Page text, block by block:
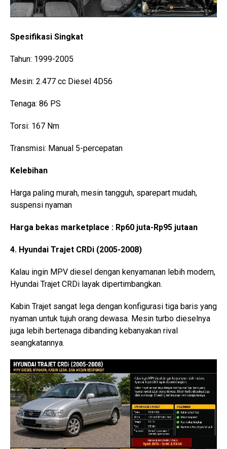
Spesifikasi Singkat
Tahun: 1999-2005
Mesin: 2.477 cc Diesel 4D56
Tenaga: 86 PS
Torsi: 167 Nm
Transmisi: Manual 5-percepatan
Kelebihan
Harga paling murah, mesin tangguh, sparepart mudah,
suspensi nyaman
Harga bekas marketplace : Rp60 juta-Rp95 jutaan
4. Hyundai Trajet CRDi (2005-2008)
Kalau ingin MPV diesel dengan kenyamanan lebih modern,
Hyundai Trajet CRDi layak dipertimbangkan.
Kabin Trajet sangat lega dengan konfigurasi tiga baris yang
nyaman untuk tujuh orang dewasa. Mesin turbo dieselnya
juga lebih bertenaga dibanding kebanyakan rival
seangkatannya.